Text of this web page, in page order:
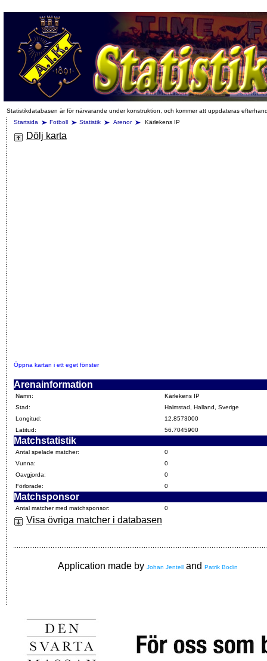
Statistikdatabasen är för närvarande under konstruktion, och kommer att uppdateras
Startsida
Fotboll Statistik Arenor Kärlekens IP
Dölj karta
Öppna kartan i ett eget fönster
Arenainformation
Namn:
Kärlekens IP
Stad:
Halmstad, Halland, Sverige
Longitud:
12.8573000
Latitud:
56.7045900
Matchstatistik
Antal spelade matcher:
0
Vunna:
0
Oavgjorda:
0
Förlorade:
0
Matchsponsor
Antal matcher med matchsponsor: 0
Visa övriga matcher i databasen
Application made by Johan Jentell and Patrik Bodin